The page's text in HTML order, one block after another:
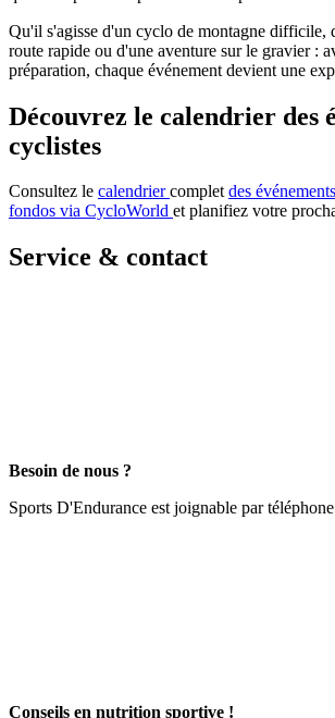
Qu'il s'agisse d'un cyclo de montagne difficile,
route rapide ou d'une aventure sur le gravier :
préparation, chaque événement devient une
Découvrez le calendrier des
cyclistes
Consultez le calendriercompletdes
fondos via CycloWorld et planifiez votre
Service & contact
Besoin de nous ?
Sports D'Endurance est joignable par
Conseils en nutrition sportive !